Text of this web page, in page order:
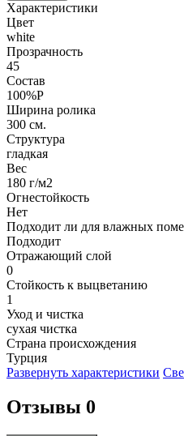
Характеристики
Цвет
white
Прозрачность
45
Состав
100%P
Ширина ролика
300 см.
Структура
гладкая
Вес
180 г/м2
Огнестойкость
Нет
Подходит ли для влажных
Подходит
Отражающий слой
0
Стойкость к выцветанию
1
Уход и чистка
сухая чистка
Страна происхождения
Турция
Развернуть характеристики
Отзывы 0